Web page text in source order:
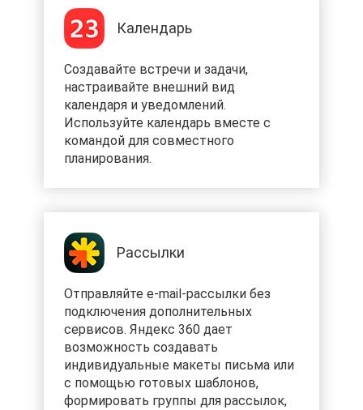
Календарь
Создавайте встречи и задачи,
настраивайте внешний вид
календаря и уведомлений.
Используйте календарь вместе с
командой для совместного
планирования.
Рассылки
Отправляйте e-mail-рассылки без
подключения дополнительных
сервисов. Яндекс 360 дает
возможность создавать
индивидуальные макеты письма или
с помощью готовых шаблонов,
формировать группы для рассылок,